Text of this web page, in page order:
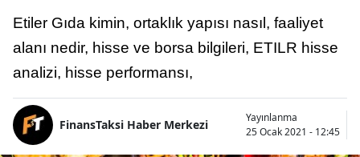
Etiler Gıda kimin, ortaklık yapısı nasıl, faaliyet
alanı nedir, hisse ve borsa bilgileri, ETILR hisse
analizi, hisse performansı,
FinansTaksi Haber Merkezi
Yayınlanma
25 Ocak 2021 - 12:45